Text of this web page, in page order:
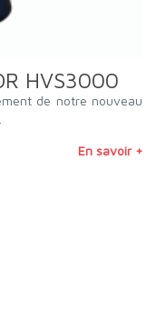
HVS3000
de notre nouveau
En savoir +